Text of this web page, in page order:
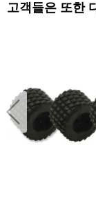
고객들은 또한